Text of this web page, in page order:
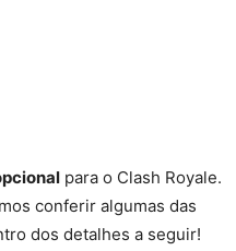
para o Clash Royale.
conferir algumas das
dos detalhes a seguir!